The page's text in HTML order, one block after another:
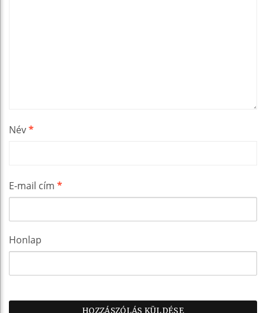
Név*
E-mail cím *
Honlap